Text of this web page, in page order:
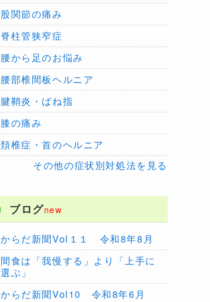
股関節の痛み
脊柱管狭窄症
腰から足のお悩み
腰部椎間板ヘルニア
腱鞘炎・ばね指
膝の痛み
頚椎症・首のヘルニア
その他の症状別対処法を見る
ブログnew
からだ新聞Vol１１ 令和8年8月
間食は「我慢する」より「上手に
選ぶ」
からだ新聞Vol10 令和8年6月